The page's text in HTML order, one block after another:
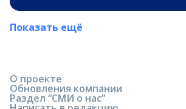
Показать ещё
О проекте
Обновления компании
Раздел “СМИ о нас”